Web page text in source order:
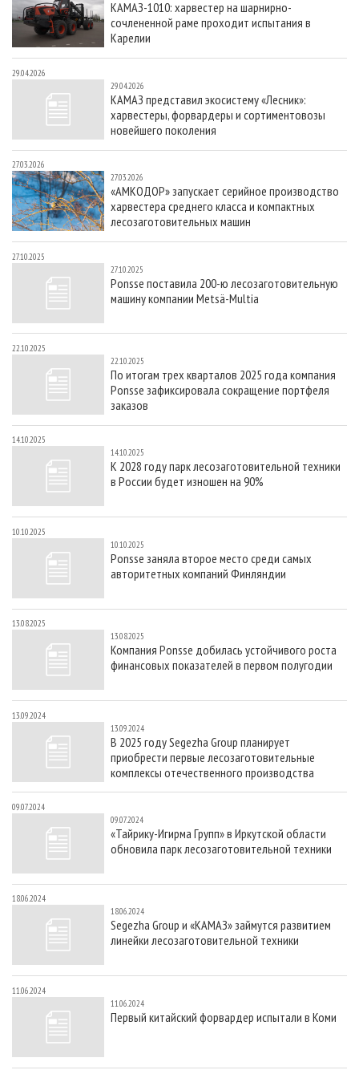
СУШКА ДРЕВЕСИНЫ
ПРОИЗВОДСТВО ДРЕВЕСНЫХ ПЛИТ
ДЕРЕВЯННОЕ ДОМОСТРОЕНИЕ
ПРОИЗВОДСТВО МЕБЕЛИ
БИОЭНЕРГЕТИКА
ЦБП
ИНСТРУМЕНТ И МАТЕРИАЛЫ
ПЕРСОНЫ
МОБИЛЬНЫЕ ВЫСТАВКИ
ПРИОРИТЕТНЫЕ ИНВЕСТПРОЕКТЫ
RUSSIAN FORESTRY REVIEW
ГАЗЕТА ЛЕСПРОМФОРУМ
БИБЛИОТЕКА СПЕЦИАЛИСТА
КОНТАКТЫ
РЕКЛАМА
РЕКЛАМА НА САЙТЕ
КАМАЗ-1010: харвестер на шарнирно-
сочлененной раме проходит испытания в
Карелии
29.04.2026
29.04.2026
КАМАЗ представил экосистему «Лесник»:
харвестеры, форвардеры и сортиментовозы
новейшего поколения
27.03.2026
27.03.2026
«АМКОДОР» запускает серийное производство
харвестера среднего класса и компактных
лесозаготовительных машин
27.10.2025
27.10.2025
Ponsse поставила 200-ю лесозаготовительную
машину компании Metsä-Multia
22.10.2025
22.10.2025
По итогам трех кварталов 2025 года компания
Ponsse зафиксировала сокращение портфеля
заказов
14.10.2025
14.10.2025
К 2028 году парк лесозаготовительной техники
в России будет изношен на 90%
10.10.2025
10.10.2025
Ponsse заняла второе место среди самых
авторитетных компаний Финляндии
13.08.2025
13.08.2025
Компания Ponsse добилась устойчивого роста
финансовых показателей в первом полугодии
13.09.2024
13.09.2024
В 2025 году Segezha Group планирует
приобрести первые лесозаготовительные
комплексы отечественного производства
09.07.2024
09.07.2024
«Тайрику-Игирма Групп» в Иркутской области
обновила парк лесозаготовительной техники
18.06.2024
18.06.2024
Segezha Group и «КАМАЗ» займутся развитием
линейки лесозаготовительной техники
11.06.2024
11.06.2024
Первый китайский форвардер испытали в Коми